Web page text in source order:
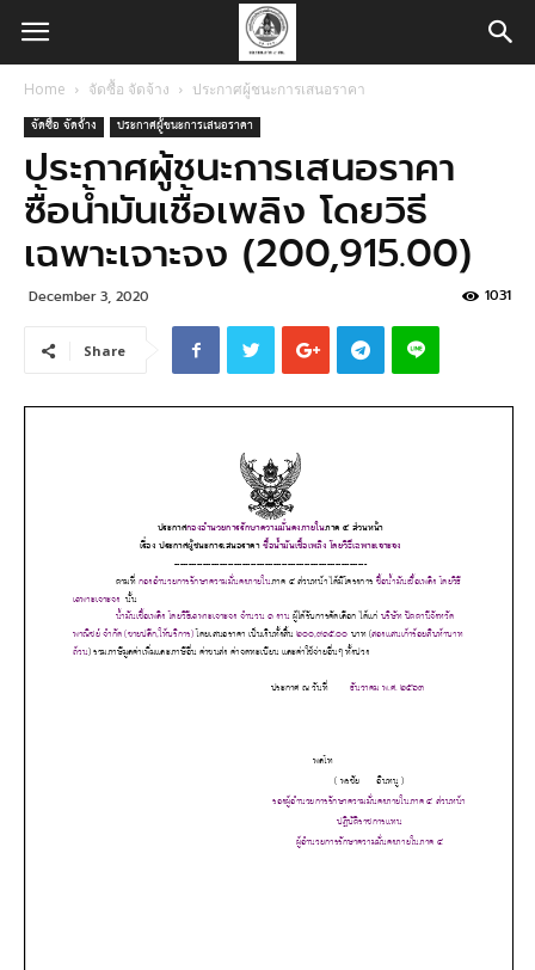
Home จัดซื้อ จัดจ้าง ประกาศผู้ชนะการเสนอราคา
จัดซื้อ จัดจ้าง ประกาศผู้ชนะการเสนอราคา
ประกาศผู้ชนะการเสนอราคา
ซื้อน้ำมันเชื้อเพลิง โดยวิธี
เฉพาะเจาะจง (200,915.00)
December 3, 2020 1031
Share